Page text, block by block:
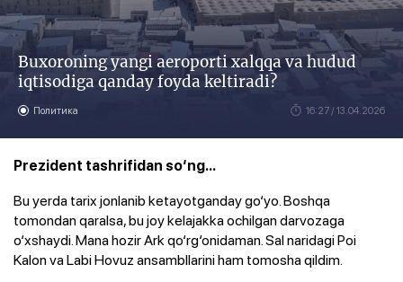
Buxoroning yangi aeroporti xalqqa va hudud
iqtisodiga qanday foyda keltiradi?
Политика 16:27 / 13.04.2026
Prezident tashrifidan so‘ng...
Bu yerda tarix jonlanib ketayotganday go‘yo. Boshqa
tomondan qaralsa, bu joy kelajakka ochilgan darvozaga
o‘xshaydi. Mana hozir Ark qo‘rg‘onidaman. Sal naridagi Poi
Kalon va Labi Hovuz ansambllarini ham tomosha qildim.